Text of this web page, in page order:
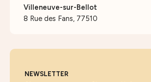
Villeneuve-sur-Bellot
8 Rue des Fans, 77510
NEWSLETTER